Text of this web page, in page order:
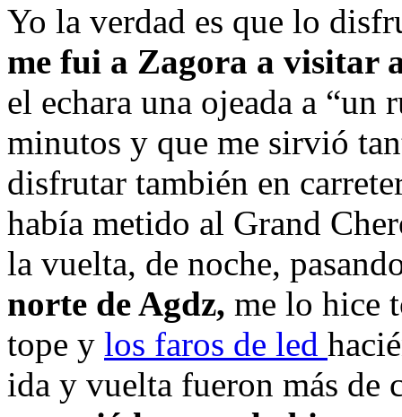
Yo la verdad es que lo
me fui a Zagora a visitar
el echara una ojeada a
minutos y que me sirvió
disfrutar también en
había metido al Grand
la vuelta, de noche,
norte de Agdz, me lo hice
tope y los faros de led
ida y vuelta fueron más de